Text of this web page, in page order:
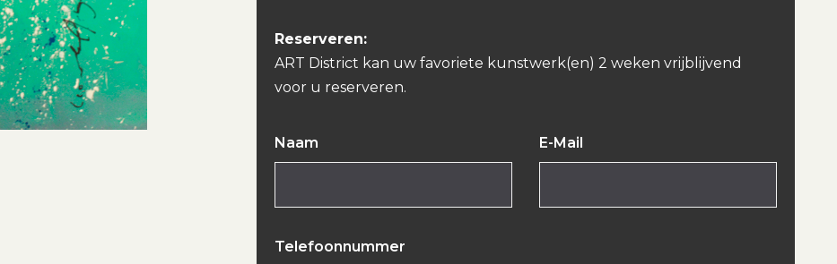
Reserveren:
ART District kan uw favoriete kunstwerk(en) 2 weken vrijblijvend
voor u reserveren.
Naam E-Mail
Telefoonnummer